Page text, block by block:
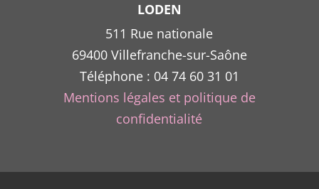
LODEN
511 Rue nationale
69400 Villefranche-sur-Saône
Téléphone : 04 74 60 31 01
Mentions légales et politique de
confidentialité